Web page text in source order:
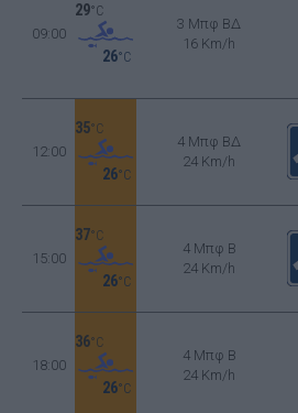
09:00
29°C
26°C
3 Μπφ ΒΔ
16 Km/h
12:00
35°C
26°C
4 Μπφ ΒΔ
24 Km/h
15:00
37°C
26°C
4 Μπφ B
24 Km/h
18:00
36°C
26°C
4 Μπφ B
24 Km/h